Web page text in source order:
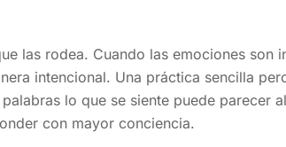
las rodea. Cuando las emociones son
intencional. Una práctica sencilla
lo que se siente puede parecer
con mayor conciencia.